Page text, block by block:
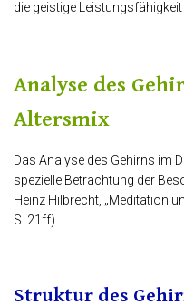
die geistige
Analyse des
Altersmix
Das Analyse des Gehirns im
spezielle Betrachtung der
Heinz Hilbrecht, „Meditation
S. 21ff).
Struktur des